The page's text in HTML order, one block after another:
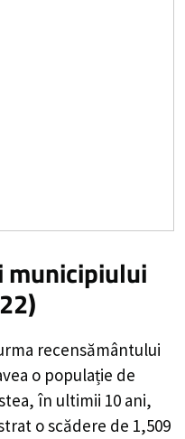
municipiului
recensământului
o populație de
în ultimii 10 ani,
oscădere de 1,509